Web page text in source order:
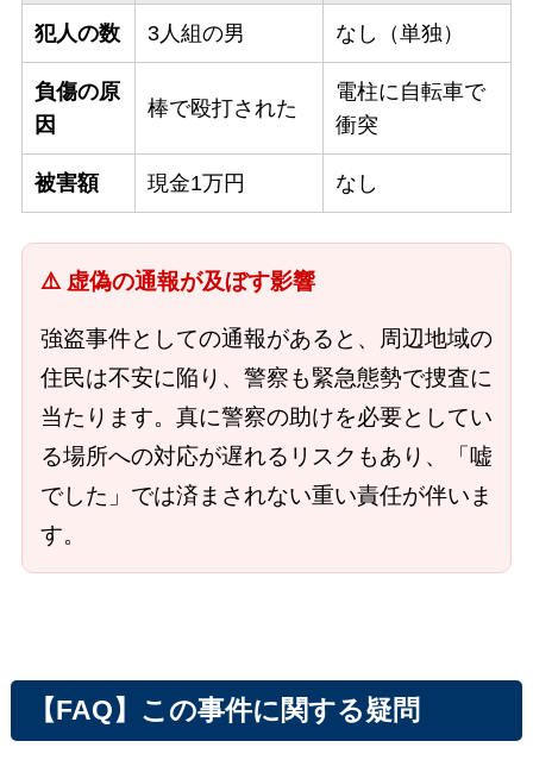
犯人の数 3人組の男 なし（単独）
負傷の原
因
棒で殴打された
電柱に自転車で
衝突
被害額 現金1万円 なし
⚠️ 虚偽の通報が及ぼす影響
強盗事件としての通報があると、周辺地域の
住民は不安に陥り、警察も緊急態勢で捜査に
当たります。真に警察の助けを必要としてい
る場所への対応が遅れるリスクもあり、「嘘
でした」では済まされない重い責任が伴いま
す。
【FAQ】この事件に関する疑問